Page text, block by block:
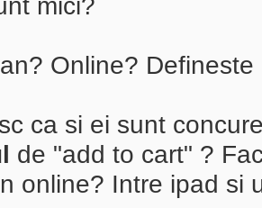
Online?
ca si ei sunt
de "add to cart" ?
online? Intre ipad si